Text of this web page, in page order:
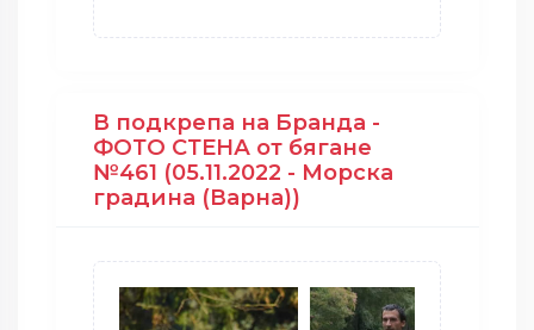
В подкрепа на Бранда -
ФОТО СТЕНА от бягане
№461 (05.11.2022 - Морска
градина (Варна))